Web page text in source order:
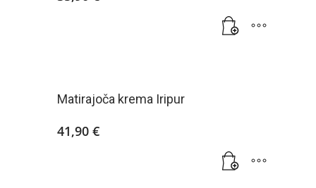
Matirajoča krema Iripur
41,90 €